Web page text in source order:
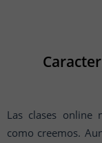
Las clases online
como creemos.